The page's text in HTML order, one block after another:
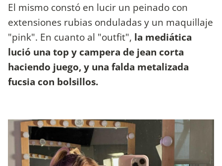
El mismo constó en lucir un peinado con
extensiones rubias onduladas y un maquillaje
"pink". En cuanto al "outfit", la mediática
lució una top y campera de jean corta
haciendo juego, y una falda metalizada
fucsia con bolsillos.